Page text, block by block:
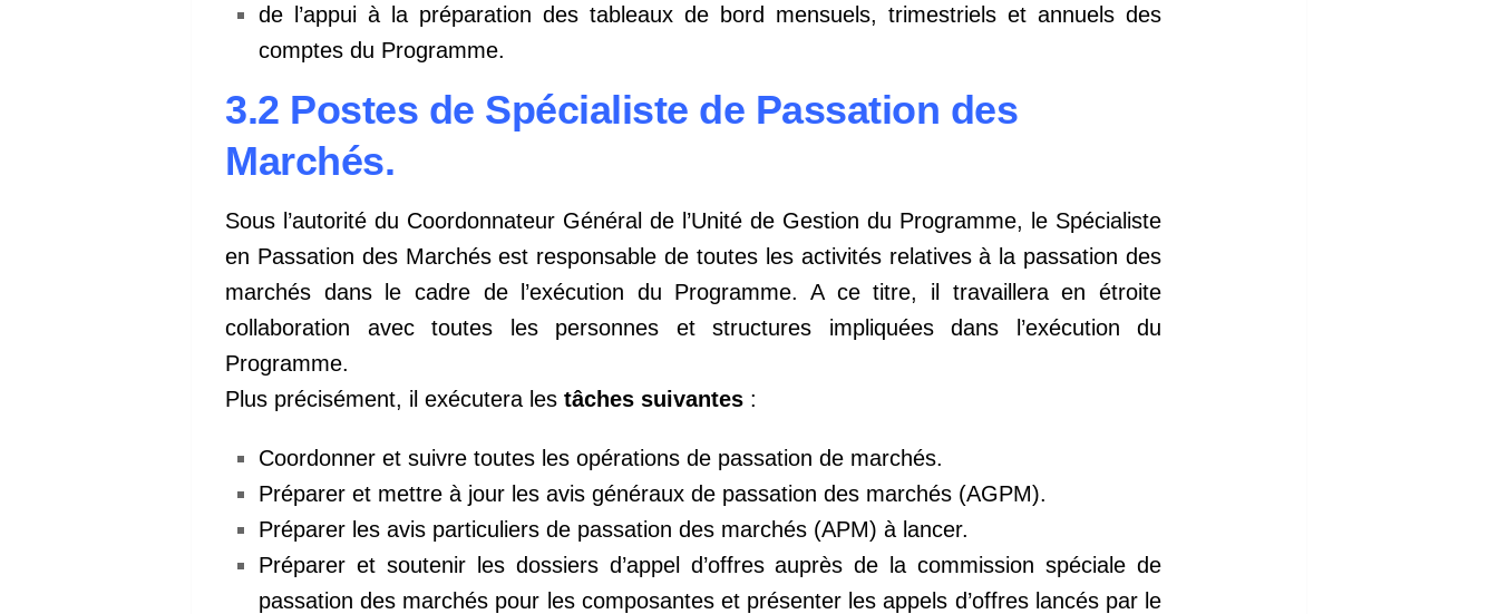
de l’appui à la préparation des tableaux de bord mensuels, trimestriels et annuels des
comptes du Programme.
3.2 Postes de Spécialiste de Passation des
Marchés.
Sous l’autorité du Coordonnateur Général de l’Unité de Gestion du Programme, le Spécialiste
en Passation des Marchés est responsable de toutes les activités relatives à la passation des
marchés dans le cadre de l’exécution du Programme. A ce titre, il travaillera en étroite
collaboration avec toutes les personnes et structures impliquées dans l’exécution du
Programme.
Plus précisément, il exécutera les tâches suivantes :
Coordonner et suivre toutes les opérations de passation de marchés.
Préparer et mettre à jour les avis généraux de passation des marchés (AGPM).
Préparer les avis particuliers de passation des marchés (APM) à lancer.
Préparer et soutenir les dossiers d’appel d’offres auprès de la commission spéciale de
passation des marchés pour les composantes et présenter les appels d’offres lancés par le